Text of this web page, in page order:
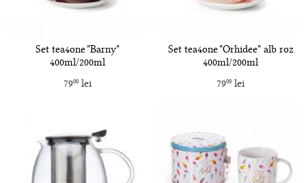
Set tea4one "Barny"
400ml/200ml
7900lei
Set tea4one "Orhidee" alb roz
400ml/200ml
7900lei